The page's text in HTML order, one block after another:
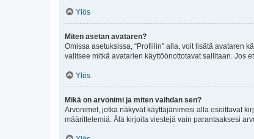
Ylös
Miten asetan avataren?
Omissa asetuksissa, “Profiilin” alla, voit lisätä avataren
valitsee mitkä avatarien käyttöönottotavat sallitaan. Jos
Ylös
Mikä on arvonimi ja miten vaihdan sen?
Arvonimet, jotka näkyvät käyttäjänimesi alla osoittavat
määrittelemiä. Älä kirjoita viestejä vain parantaaksesi